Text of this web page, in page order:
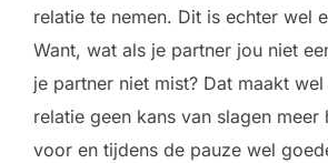
relatie te nemen. Dit is echter wel
Want, wat als je partner jou niet
je partner niet mist? Dat maakt
relatie geen kans van slagen meer
voor en tijdens de pauze wel